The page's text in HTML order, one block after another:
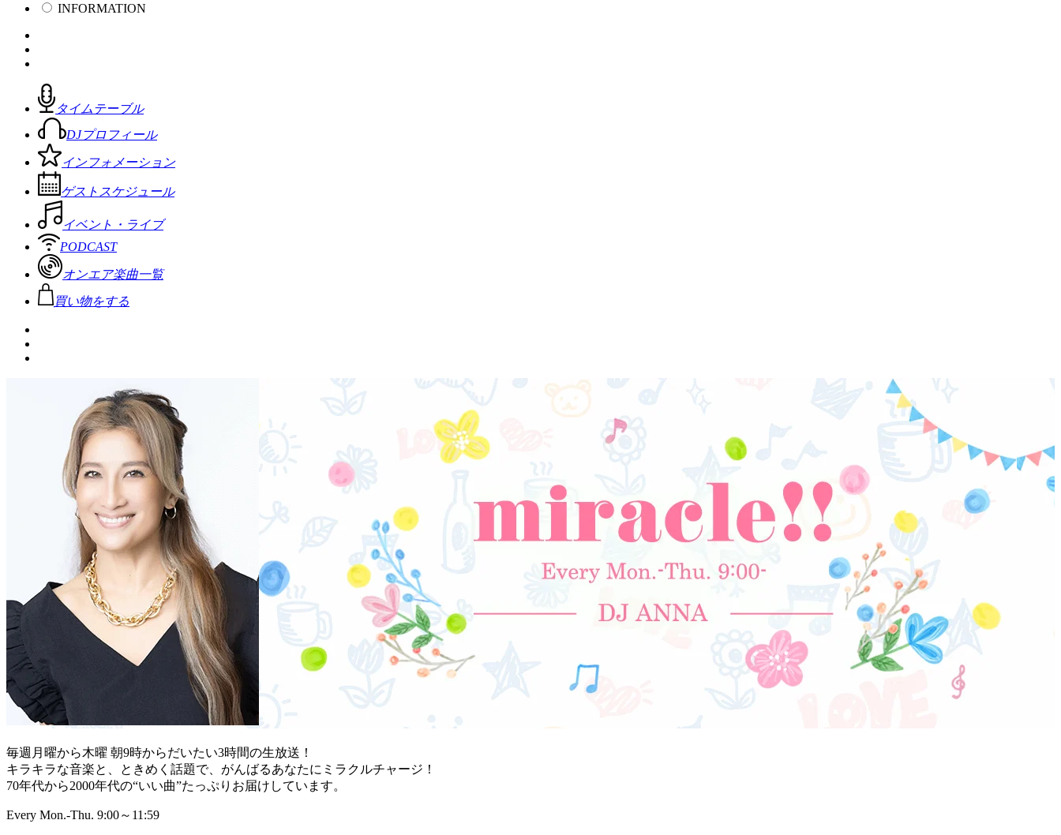
INFORMATION
タイムテーブル
DJプロフィール
インフォメーション
ゲストスケジュール
イベント・ライブ
PODCAST
オンエア楽曲一覧
買い物をする
毎週月曜から木曜 朝9時からだいたい3時間の生放送！
キラキラな音楽と、ときめく話題で、がんばるあなたにミラクルチャージ！
70年代から2000年代の“いい曲”たっぷりお届けしています。
Every Mon.-Thu. 9:00～11:59